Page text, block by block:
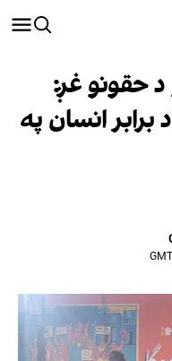
حقونو غږ:
انسان په